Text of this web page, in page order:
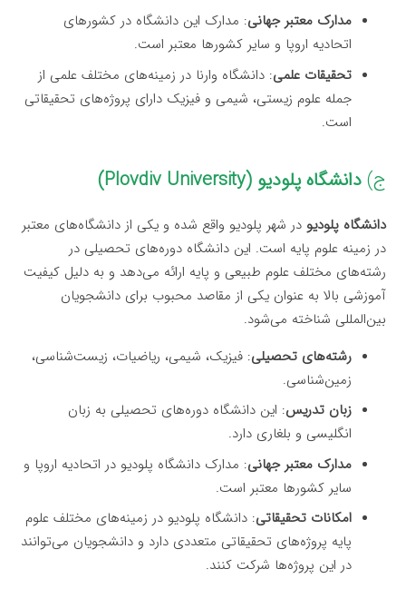
مدارک معتبر جهانی: مدارک این دانشگاه در کشورهای
اتحادیه اروپا و سایر کشورها معتبر است.
تحقیقات علمی: دانشگاه وارنا در زمینه‌های مختلف علمی از
جمله علوم زیستی، شیمی و فیزیک دارای پروژه‌های تحقیقاتی
است.
ج)دانشگاه پلودیو (Plovdiv University)
دانشگاه پلودیو در شهر پلودیو واقع شده و یکی از دانشگاه‌های معتبر
در زمینه علوم پایه است. این دانشگاه دوره‌های تحصیلی در
رشته‌های مختلف علوم طبیعی و پایه ارائه می‌دهد و به دلیل کیفیت
آموزشی بالا به عنوان یکی از مقاصد محبوب برای دانشجویان
بین‌المللی شناخته می‌شود.
رشته‌های تحصیلی: فیزیک، شیمی، ریاضیات، زیست‌شناسی،
زمین‌شناسی.
زبان تدریس: این دانشگاه دوره‌های تحصیلی به زبان
انگلیسی و بلغاری دارد.
مدارک معتبر جهانی: مدارک دانشگاه پلودیو در اتحادیه اروپا و
سایر کشورها معتبر است.
امکانات تحقیقاتی: دانشگاه پلودیو در زمینه‌های مختلف علوم
پایه پروژه‌های تحقیقاتی متعددی دارد و دانشجویان می‌توانند
در این پروژه‌ها شرکت کنند.